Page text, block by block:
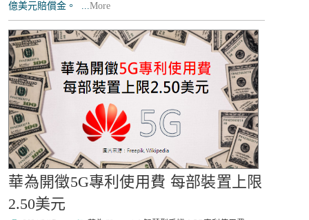
億美元賠償金。 ...More
華為開徵5G專利使用費 每部裝置上限
2.50美元